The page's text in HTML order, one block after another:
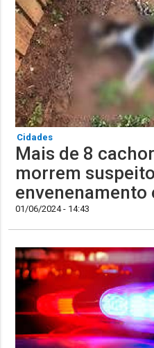
Cidades
Mais de 8
morrem
envenenamento
01/06/2024 - 14:43